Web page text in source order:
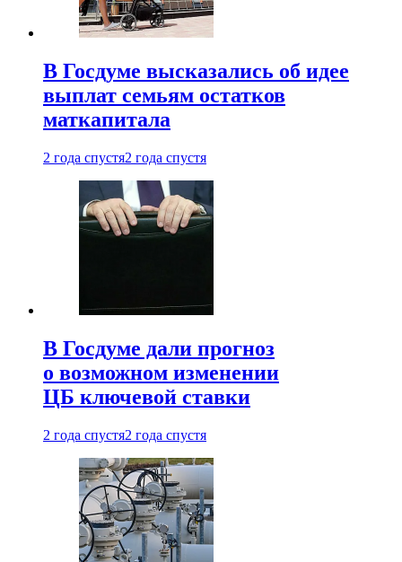
В Госдуме высказались об идее
выплат семьям остатков
маткапитала
2 года спустя2 года спустя
В Госдуме дали прогноз
о возможном изменении
ЦБ ключевой ставки
2 года спустя2 года спустя